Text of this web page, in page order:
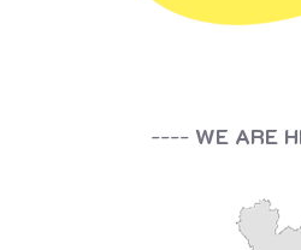
---- WE ARE